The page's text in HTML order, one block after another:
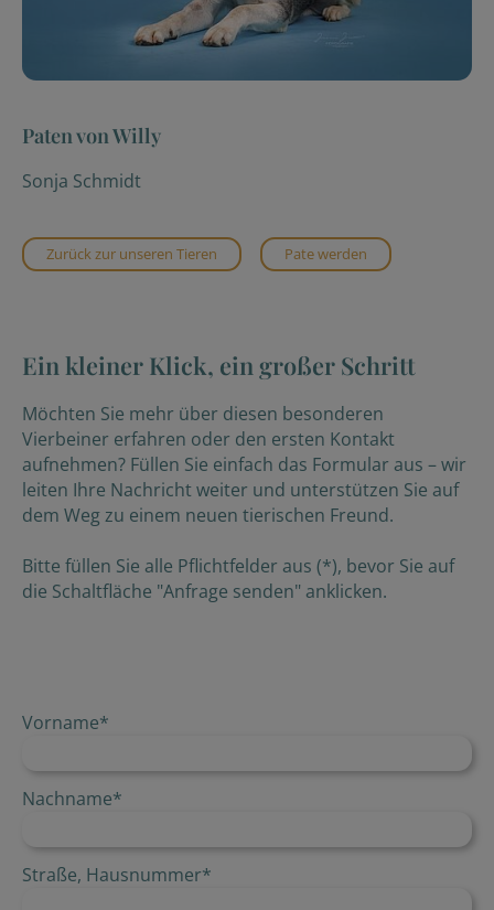
Paten von Willy
Sonja Schmidt
Zurück zur unseren Tieren Pate werden
Ein kleiner Klick, ein großer Schritt
Möchten Sie mehr über diesen besonderen
Vierbeiner erfahren oder den ersten Kontakt
aufnehmen? Füllen Sie einfach das Formular aus – wir
leiten Ihre Nachricht weiter und unterstützen Sie auf
dem Weg zu einem neuen tierischen Freund.
Bitte füllen Sie alle Pflichtfelder aus (*), bevor Sie auf
die Schaltfläche "Anfrage senden" anklicken.
Vorname*
Nachname*
Straße, Hausnummer*